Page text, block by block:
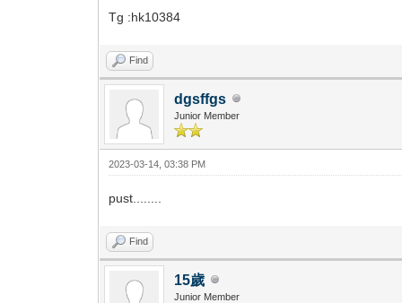
Tg :hk10384
Find
dgsffgs
Junior Member
2023-03-14, 03:38 PM
pust........
Find
15歲
Junior Member